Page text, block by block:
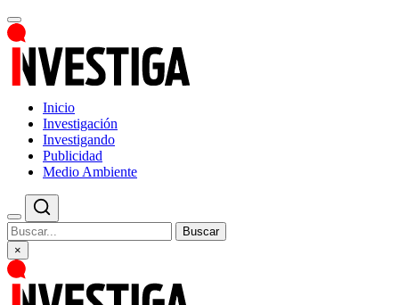
Inicio
Investigación
Investigando
Publicidad
Medio Ambiente
Buscar
×